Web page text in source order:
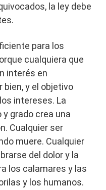
la ley debe
para los
cualquiera que
interés en
bien, y el objetivo
intereses. La
grado crea una
Cualquier ser
muere. Cualquier
del dolor y la
los calamares y las
y los humanos.